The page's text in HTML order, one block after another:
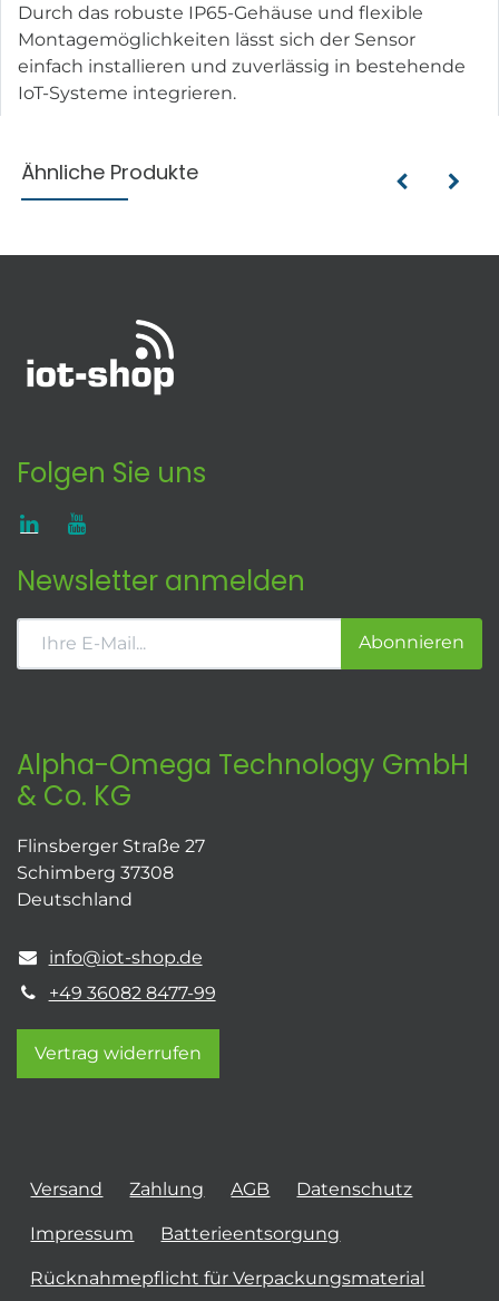
Durch das robuste IP65-Gehäuse und flexible
Montagemöglichkeiten lässt sich der Sensor
einfach installieren und zuverlässig in bestehende
IoT-Systeme integrieren.
Ähnliche Produkte
Folgen Sie uns
Newsletter anmelden
Abonnieren
Alpha-Omega Technology GmbH
& Co. KG
Flinsberger Straße 27
Schimberg 37308
Deutschland
info@iot-shop.de
+49 36082 8477-99
Vertrag widerrufen
Versand Zahlung AGB Datenschutz
Impressum Batterieentsorgung
Rücknahmepflicht für Verpackungsmaterial